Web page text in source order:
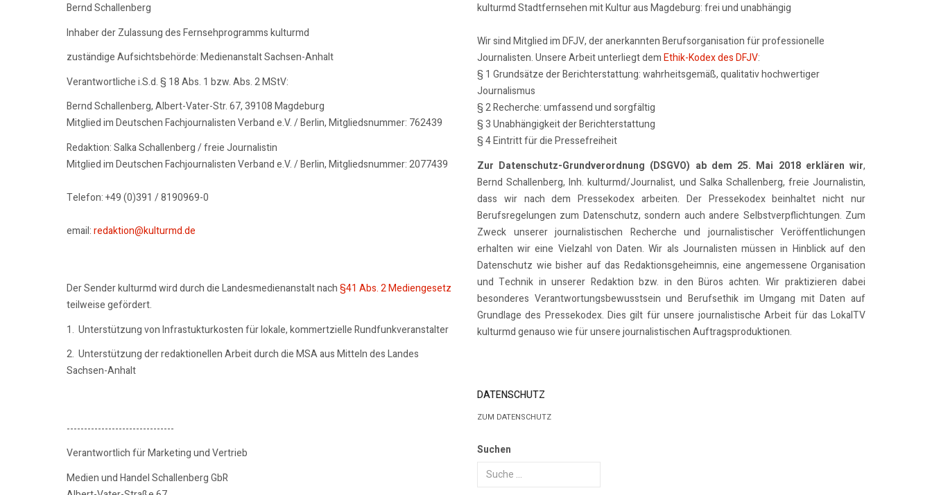
Bernd Schallenberg
Inhaber der Zulassung des Fernsehprogramms kulturmd
zuständige Aufsichtsbehörde: Medienanstalt Sachsen-Anhalt
Verantwortliche i.S.d. § 18 Abs. 1 bzw. Abs. 2 MStV:
Bernd Schallenberg, Albert-Vater-Str. 67, 39108 Magdeburg
Mitglied im Deutschen Fachjournalisten Verband e.V. / Berlin, Mitgliedsnummer: 762439
Redaktion: Salka Schallenberg / freie Journalistin
Mitglied im Deutschen Fachjournalisten Verband e.V. / Berlin, Mitgliedsnummer: 2077439
Telefon: +49 (0)391 / 8190969-0
email:redaktion@kulturmd.de
Der Sender kulturmd wird durch die Landesmedienanstalt nach§41 Abs. 2 Mediengesetz
teilweise gefördert.
1. Unterstützung von Infrastukturkosten für lokale, kommertzielle Rundfunkveranstalter
2. Unterstützung der redaktionellen Arbeit durch die MSA aus Mitteln des Landes
Sachsen-Anhalt
-------------------------------
Verantwortlich für Marketing und Vertrieb
Medien und Handel Schallenberg GbR
kulturmd Stadtfernsehen mit Kultur aus Magdeburg: frei und unabhängig
Wir sind Mitglied im DFJV, der anerkannten Berufsorganisation für professionelle
Journalisten. Unsere Arbeit unterliegt demEthik-Kodex des DFJV:
§ 1 Grundsätze der Berichterstattung: wahrheitsgemäß, qualitativ hochwertiger
Journalismus
§ 2 Recherche: umfassend und sorgfältig
§ 3 Unabhängigkeit der Berichterstattung
§ 4 Eintritt für die Pressefreiheit
Zur Datenschutz-Grundverordnung (DSGVO) ab dem 25. Mai 2018 erklären wir,
Bernd Schallenberg, Inh. kulturmd/Journalist, und Salka Schallenberg, freie Journalistin,
dass wir nach dem Pressekodex arbeiten. Der Pressekodex beinhaltet nicht nur
Berufsregelungen zum Datenschutz, sondern auch andere Selbstverpflichtungen. Zum
Zweck unserer journalistischen Recherche und journalistischer Veröffentlichungen
erhalten wir eine Vielzahl von Daten. Wir als Journalisten müssen in Hinblick auf den
Datenschutz wie bisher auf das Redaktionsgeheimnis, eine angemessene Organisation
und Technik in unserer Redaktion bzw. in den Büros achten. Wir praktizieren dabei
besonderes Verantwortungsbewusstsein und Berufsethik im Umgang mit Daten auf
Grundlage des Pressekodex. Dies gilt für unsere journalistische Arbeit für das LokalTV
kulturmd genauso wie für unsere journalistischen Auftragsproduktionen.
DATENSCHUTZ
ZUM DATENSCHUTZ
Suchen